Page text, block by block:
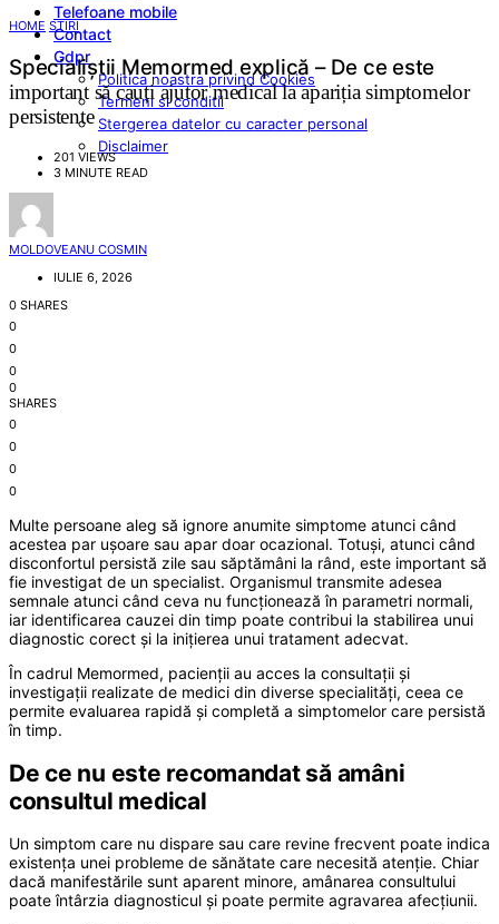
Telefoane mobile
Contact
Gdpr
Politica noastra privind Cookies
Termeni si conditii
Stergerea datelor cu caracter personal
Disclaimer
HOME STIRI
Specialiștii Memormed explică – De ce este
important să cauți ajutor medical la apariția simptomelor
persistente
201 VIEWS
3 MINUTE READ
MOLDOVEANU COSMIN
IULIE 6, 2026
0 SHARES
0
0
0
0
SHARES
0
0
0
0
Multe persoane aleg să ignore anumite simptome atunci când
acestea par ușoare sau apar doar ocazional. Totuși, atunci când
disconfortul persistă zile sau săptămâni la rând, este important să
fie investigat de un specialist. Organismul transmite adesea
semnale atunci când ceva nu funcționează în parametri normali,
iar identificarea cauzei din timp poate contribui la stabilirea unui
diagnostic corect și la inițierea unui tratament adecvat.
În cadrul Memormed, pacienții au acces la consultații și
investigații realizate de medici din diverse specialități, ceea ce
permite evaluarea rapidă și completă a simptomelor care persistă
în timp.
De ce nu este recomandat să amâni
consultul medical
Un simptom care nu dispare sau care revine frecvent poate indica
existența unei probleme de sănătate care necesită atenție. Chiar
dacă manifestările sunt aparent minore, amânarea consultului
poate întârzia diagnosticul și poate permite agravarea afecțiunii.